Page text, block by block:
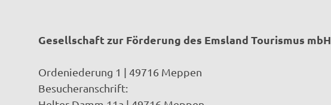
Gesellschaft zur Förderung des Emsland Tourismus mbH
Ordeniederung 1 | 49716 Meppen
Besucheranschrift: